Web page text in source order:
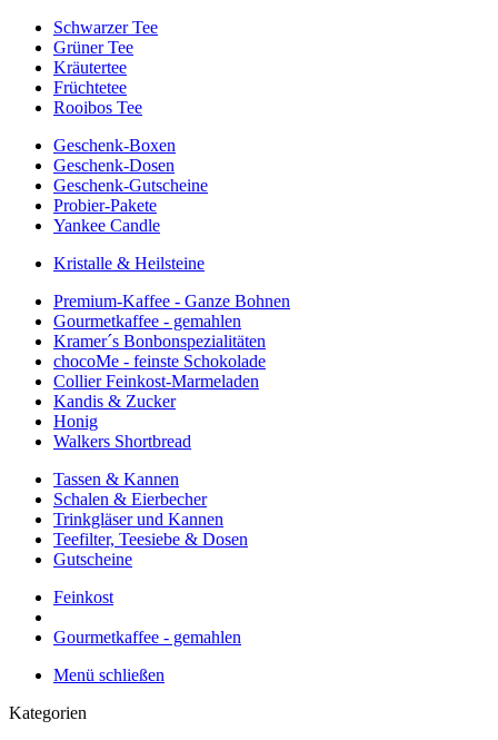
Schwarzer Tee
Grüner Tee
Kräutertee
Früchtetee
Rooibos Tee
Geschenk-Boxen
Geschenk-Dosen
Geschenk-Gutscheine
Probier-Pakete
Yankee Candle
Kristalle & Heilsteine
Premium-Kaffee - Ganze Bohnen
Gourmetkaffee - gemahlen
Kramer´s Bonbonspezialitäten
chocoMe - feinste Schokolade
Collier Feinkost-Marmeladen
Kandis & Zucker
Honig
Walkers Shortbread
Tassen & Kannen
Schalen & Eierbecher
Trinkgläser und Kannen
Teefilter, Teesiebe & Dosen
Gutscheine
Feinkost
Gourmetkaffee - gemahlen
Menü schließen
Kategorien